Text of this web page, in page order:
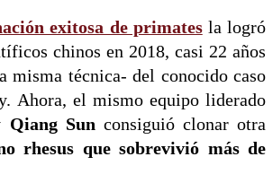
exitosa de primatesla logró
chinos en 2018, casi 22 años
misma técnica- del conocido caso
Ahora, el mismo equipo liderado
Qiang Sun consiguió clonar otra
rhesus que sobrevivió más de